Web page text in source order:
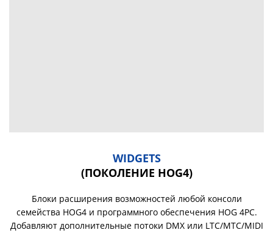
WIDGETS
(ПОКОЛЕНИЕ HOG4)
Блоки расширения возможностей любой консоли
семейства HOG4 и программного обеспечения HOG 4PC.
Добавляют дополнительные потоки DMX или LTC/MTC/MIDI